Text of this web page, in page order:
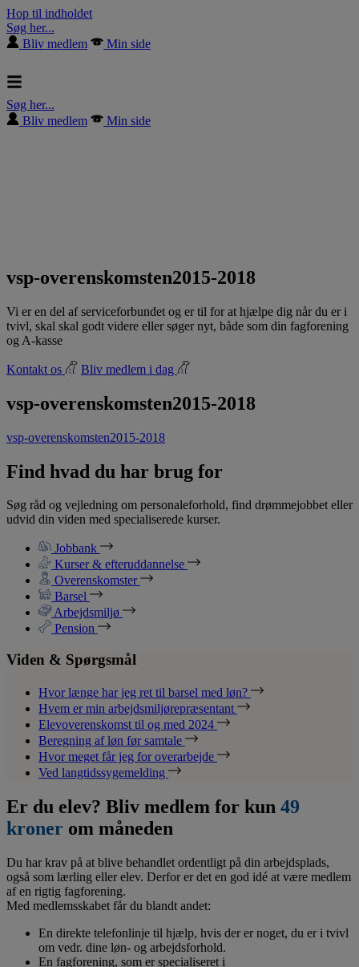
Hop til indholdet
Søg her...
Bliv medlem
Min side
Søg her...
Bliv medlem
Min side
vsp-overenskomsten2015-2018
Vi er en del af serviceforbundet og er til for at hjælpe dig når du er i
tvivl, skal skal godt videre eller søger nyt, både som din fagforening
og A-kasse
Kontakt os Bliv medlem i dag
vsp-overenskomsten2015-2018
vsp-overenskomsten2015-2018
Find hvad du har brug for
Søg råd og vejledning om personaleforhold, find drømmejobbet eller
udvid din viden med specialiserede kurser.
Jobbank
Kurser & efteruddannelse
Overenskomster
Barsel
Arbejdsmiljø
Pension
Viden & Spørgsmål
Hvor længe har jeg ret til barsel med løn?
Hvem er min arbejdsmiljørepræsentant
Elevoverenskomst til og med 2024
Beregning af løn før samtale
Hvor meget får jeg for overarbejde
Ved langtidssygemelding
Er du elev? Bliv medlem for kun 49
kroner om måneden
Du har krav på at blive behandlet ordentligt på din arbejdsplads,
også som lærling eller elev. Derfor er det en god idé at være medlem
af en rigtig fagforening.
Med medlemsskabet får du blandt andet:
En direkte telefonlinje til hjælp, hvis der er noget, du er i tvivl
om vedr. dine løn- og arbejdsforhold.
En fagforening, som er specialiseret i